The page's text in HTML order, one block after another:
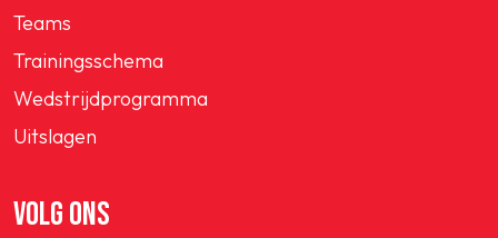
Teams
Trainingsschema
Wedstrijdprogramma
Uitslagen
VOLG ONS